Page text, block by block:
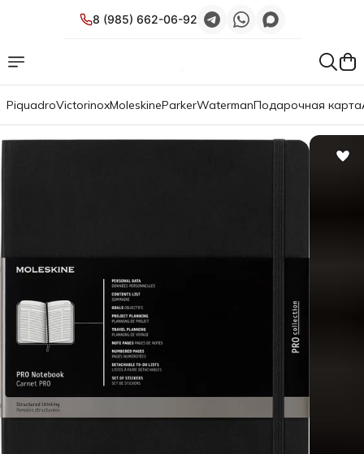
8 (985) 662-06-92
PiquadroVictorinoxMoleskineParkerWatermanПодарочная карта